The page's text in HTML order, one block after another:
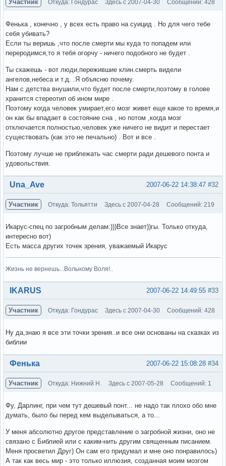
Участник Откуда: Гондурас Здесь с 2007-04-30 Сообщений: 428
Фенька , конечно , у всех есть право на суицид . Но для чего тебе
себя убивать?
Если ты веришь ,что после смерти мы куда то попадем или
переродимся,то я тебя огорчу - ничего подобного не будет .
Ты скажешь - вот люди,пережившие клин.смерть видели
ангелов,небеса и т.д. .Я объясню почему.
Нам с детства внушили,что будет после смерти,поэтому в голове
хранится стереотип об ином мире .
Поэтому когда человек умирает,его мозг живет еще какое то время,и
он как бы впадает в состояние сна , но потом ,когда мозг
отключается полностью,человек уже ничего не видит и перестает
существовать (как это не печально) . Вот и все .
Поэтому лучше не приблежать час смерти ради дешевого понта и
удовольствия.
Вне форума #32
2007-06-22 14:38:47
Una_Ave
Участник Откуда: Тольятти Здесь с 2007-04-28 Сообщений: 219
Икарус-спец по загробным делам:)))Все знает))гы. Только откуда,
интересно вот)
Есть масса других точек зрения, уважаемый Икарус
Жизнь не вернешь...Вольному Воля!..
Вне форума #33
2007-06-22 14:49:55
IKARUS
Участник Откуда: Гондурас Здесь с 2007-04-30 Сообщений: 428
Ну да,знаю я все эти точки зрения..и все они основаны на сказках из
библии
Вне форума #34
2007-06-22 15:08:28
Фенька
Участник Откуда: Нижний Н. Здесь с 2007-05-28 Сообщений: 1
Фу, Дарлинг, при чем тут дешевый понт... не надо так плохо обо мне
думать, было бы перед кем выделываться, а то...
У меня абсолютно другое представление о загробной жизни, оно не
связано с Библией или с каким-нить другим священным писанием.
Меня просветил Друг) Он сам его придумал и мне оно понравилось)
А так как весь мир - это только иллюзия, созданная моим мозгом